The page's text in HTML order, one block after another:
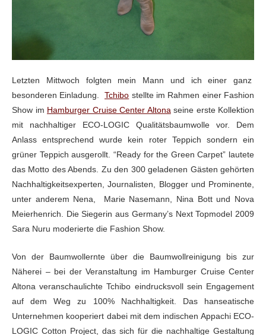
Letzten Mittwoch folgten mein Mann und ich einer ganz
besonderen Einladung.Tchibo stellte im Rahmen einer Fashion
Show im Hamburger Cruise Center Altona seine ersteKollektion
mit nachhaltiger ECO-LOGIC Qualitätsbaumwolle vor. Dem
Anlass entsprechend wurde kein roter Teppich sondern ein
grüner Teppich ausgerollt. “Ready forthe Green Carpet” lautete
das Motto des Abends. Zu den 300 geladenen Gästen gehörten
Nachhaltigkeitsexperten, Journalisten, Blogger und Prominente,
unter anderem Nena, Marie Nasemann, Nina Bott und Nova
Meierhenrich. Die Siegerin aus Germany’s Next Topmodel 2009
Sara Nuru moderierte die Fashion Show.
Von der Baumwollernte über die Baumwollreinigung bis zur
Näherei – bei der Veranstaltung im Hamburger Cruise Center
Altona veranschaulichte Tchibo eindrucksvoll sein Engagement
auf dem Weg zu 100%Nachhaltigkeit. Das hanseatische
Unternehmen kooperiert dabei mit dem indischen Appachi ECO-
LOGIC Cotton Project, das sich für die nachhaltige Gestaltung